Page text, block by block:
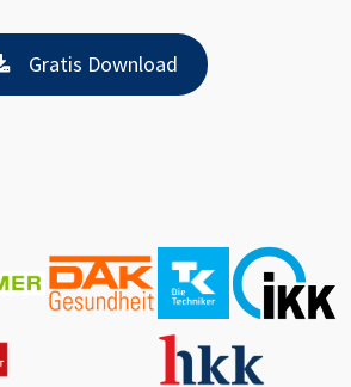
Gratis Download